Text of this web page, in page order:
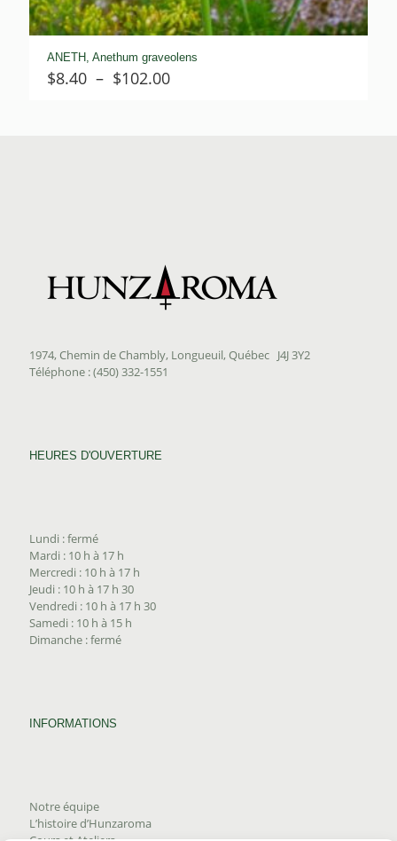
ANETH, Anethum graveolens
$8.40 – $102.00Plage
1974, Chemin de Chambly, Longueuil, Québec J4J 3Y2
Téléphone : (450) 332-1551
HEURES D'OUVERTURE
Lundi : fermé
Mardi : 10 h à 17 h
Mercredi : 10 h à 17 h
Jeudi : 10 h à 17 h 30
Vendredi : 10 h à 17 h 30
Samedi : 10 h à 15 h
Dimanche : fermé
INFORMATIONS
Notre équipe
L’histoire d’Hunzaroma